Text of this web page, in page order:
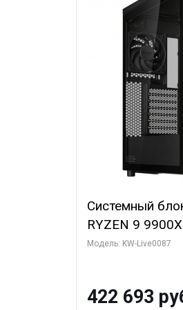
Системный
RYZEN 9
ОЗУ/ ASUS
Модель: KW-Live0087
422 693